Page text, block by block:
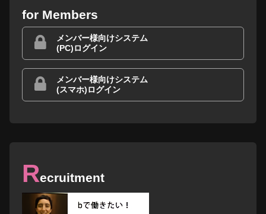
for Members
メンバー様向けシステム
(PC)ログイン
メンバー様向けシステム
(スマホ)ログイン
Recruitment